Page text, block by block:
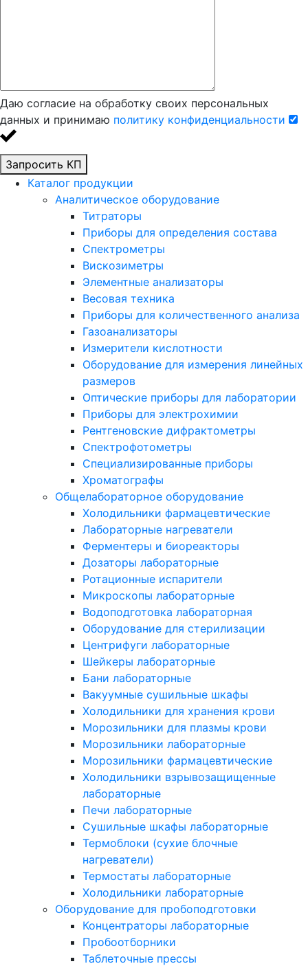
Даю согласие на обработку своих персональных
данных и принимаю политику конфиденциальности
Запросить КП
Каталог продукции
Аналитическое оборудование
Титраторы
Приборы для определения состава
Спектрометры
Вискозиметры
Элементные анализаторы
Весовая техника
Приборы для количественного анализа
Газоанализаторы
Измерители кислотности
Оборудование для измерения линейных
размеров
Оптические приборы для лаборатории
Приборы для электрохимии
Рентгеновские дифрактометры
Спектрофотометры
Специализированные приборы
Хроматографы
Общелабораторное оборудование
Холодильники фармацевтические
Лабораторные нагреватели
Ферментеры и биореакторы
Дозаторы лабораторные
Ротационные испарители
Микроскопы лабораторные
Водоподготовка лабораторная
Оборудование для стерилизации
Центрифуги лабораторные
Шейкеры лабораторные
Бани лабораторные
Вакуумные сушильные шкафы
Холодильники для хранения крови
Морозильники для плазмы крови
Морозильники лабораторные
Морозильники фармацевтические
Холодильники взрывозащищенные
лабораторные
Печи лабораторные
Сушильные шкафы лабораторные
Термоблоки (сухие блочные
нагреватели)
Термостаты лабораторные
Холодильники лабораторные
Оборудование для пробоподготовки
Концентраторы лабораторные
Пробоотборники
Таблеточные прессы